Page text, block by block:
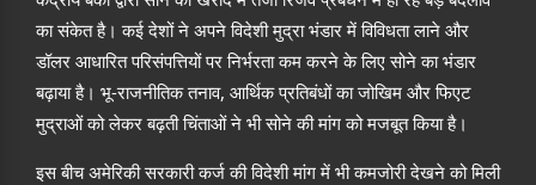
का संकेत है। कई देशों ने अपने विदेशी मुद्रा भंडार में विविधता लाने और
डॉलर आधारित परिसंपत्तियों पर निर्भरता कम करने के लिए सोने का भंडार
बढ़ाया है। भू-राजनीतिक तनाव, आर्थिक प्रतिबंधों का जोखिम और फिएट
मुद्राओं को लेकर बढ़ती चिंताओं ने भी सोने की मांग को मजबूत किया है।
इस बीच अमेरिकी सरकारी कर्ज की विदेशी मांग में भी कमजोरी देखने को मिली